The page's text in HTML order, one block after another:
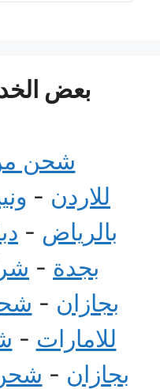
بعض
شحن
للاردن -
بالرياض -
بجدة -
بجازان -
للامارات -
بجازان -